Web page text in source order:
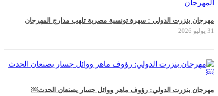
مهرجان بنزرت الدولي : سهرة تونسية مصرية تلهب مدارج المهرجان
31 يوليو 2026
مهرجان بنزرت الدولي: رؤوف ماهر ووائل جسار يصنعان الحدث￼